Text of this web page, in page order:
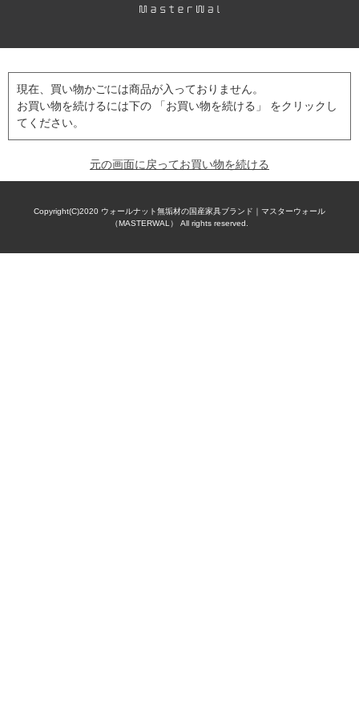
現在、買い物かごには商品が入っておりません。
お買い物を続けるには下の 「お買い物を続ける」 をクリックし
てください。
元の画面に戻ってお買い物を続ける
Copyright(C)2020 ウォールナット無垢材の国産家具ブランド｜マスターウォール
（MASTERWAL） All rights reserved.